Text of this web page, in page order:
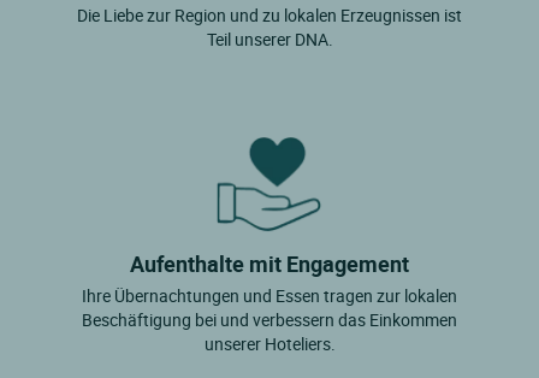
Die Liebe zur Region und zu lokalen Erzeugnissen ist
Teil unserer DNA.
Aufenthalte mit Engagement
Ihre Übernachtungen und Essen tragen zur lokalen
Beschäftigung bei und verbessern das Einkommen
unserer Hoteliers.